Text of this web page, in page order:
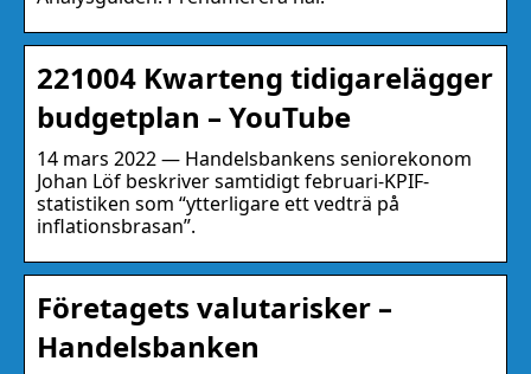
221004 Kwarteng tidigarelägger
budgetplan – YouTube
14 mars 2022 — Handelsbankens seniorekonom
Johan Löf beskriver samtidigt februari-KPIF-
statistiken som “ytterligare ett vedträ på
inflationsbrasan”.
Företagets valutarisker –
Handelsbanken